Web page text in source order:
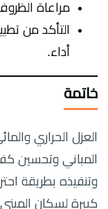
مراعاة
التأكد من
أداء.
خاتمة
العزل الحراري
المباني وتحسين
وتنفيذه بطريقة
كبيرة لسكان